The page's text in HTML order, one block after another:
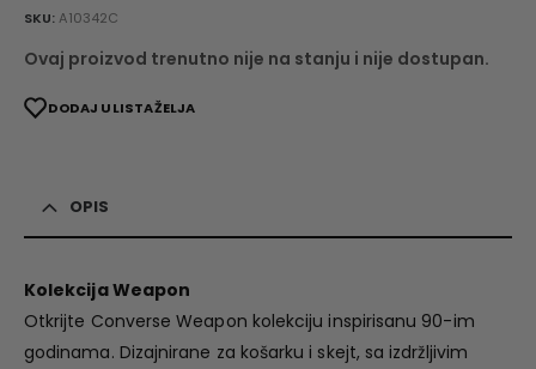
SKU:A10342C
Ovaj proizvod trenutno nije na stanju i nije dostupan.
DODAJ U LISTA ŽELJA
OPIS
Kolekcija Weapon
Otkrijte Converse Weapon kolekciju inspirisanu 90-im
godinama. Dizajnirane za košarku i skejt, sa izdržljivim